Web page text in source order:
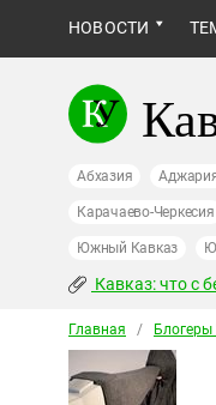
НОВОСТИ
Абхазия
Карачаево-Черкесия
Южный Кавказ
Кавказ: что с
Главная / Блогеры